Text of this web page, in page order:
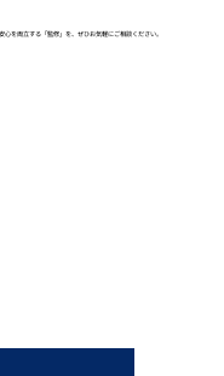
を両立する「監修」を、ぜひお気軽にご相談ください。